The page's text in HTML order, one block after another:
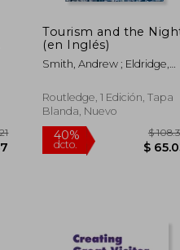
$ 130.32
$ 71.68
45%
dcto.
Tourism and the
(en Inglés)
Smith, Andrew ; Eldridge,
Routledge, 1 Edición, Tapa
Blanda, Nuevo